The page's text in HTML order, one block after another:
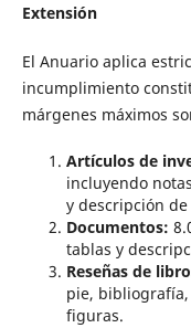
Extensión
El Anuario aplica
incumplimiento
márgenes máximos
Artículos de
incluyendo
y descripción
Documentos:
tablas y
Reseñas de
pie,
figuras.